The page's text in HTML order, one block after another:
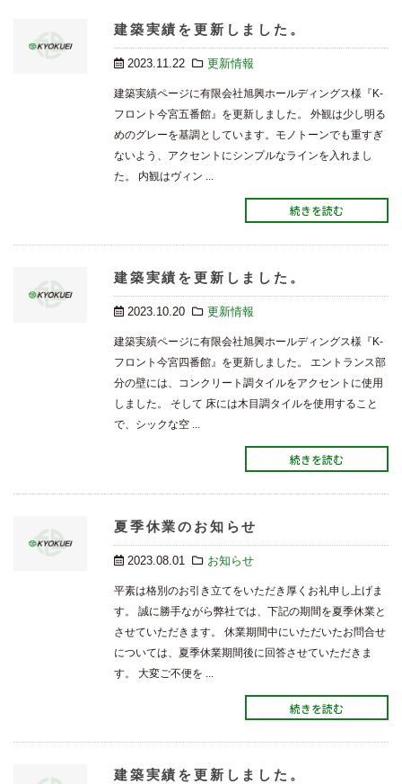
建築実績を更新しました。
2023.11.22 更新情報
建築実績ページに有限会社旭興ホールディングス様『K-
フロント今宮五番館』を更新しました。 外観は少し明る
めのグレーを基調としています。モノトーンでも重すぎ
ないよう、アクセントにシンプルなラインを入れまし
た。 内観はヴィン ...
続きを読む
建築実績を更新しました。
2023.10.20 更新情報
建築実績ページに有限会社旭興ホールディングス様『K-
フロント今宮四番館』を更新しました。 エントランス部
分の壁には、コンクリート調タイルをアクセントに使用
しました。 そして 床には木目調タイルを使用すること
で、シックな空 ...
続きを読む
夏季休業のお知らせ
2023.08.01 お知らせ
平素は格別のお引き立てをいただき厚くお礼申し上げま
す。 誠に勝手ながら弊社では、下記の期間を夏季休業と
させていただきます。 休業期間中にいただいたお問合せ
については、夏季休業期間後に回答させていただきま
す。 大変ご不便を ...
続きを読む
建築実績を更新しました。